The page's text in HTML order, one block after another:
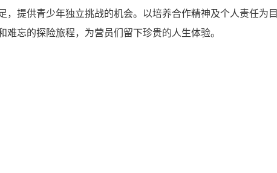
，提供青少年独立挑战的机会。以培养合作精神及个人责任为目
忘的探险旅程，为营员们留下珍贵的人生体验。